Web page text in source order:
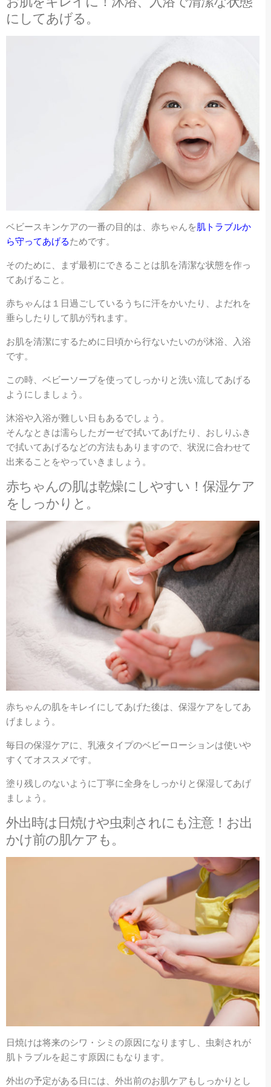
にしてあげる。
ベビースキンケアの一番の目的は、赤ちゃんを肌トラブルか
ら守ってあげるためです。
そのために、まず最初にできることは肌を清潔な状態を作っ
てあげること。
赤ちゃんは１日過ごしているうちに汗をかいたり、よだれを
垂らしたりして肌が汚れます。
お肌を清潔にするために日頃から行ないたいのが沐浴、入浴
です。
この時、ベビーソープを使ってしっかりと洗い流してあげる
ようにしましょう。
沐浴や入浴が難しい日もあるでしょう。
そんなときは濡らしたガーゼで拭いてあげたり、おしりふき
で拭いてあげるなどの方法もありますので、状況に合わせて
出来ることをやっていきましょう。
赤ちゃんの肌は乾燥にしやすい！保湿ケア
をしっかりと。
赤ちゃんの肌をキレイにしてあげた後は、保湿ケアをしてあ
げましょう。
毎日の保湿ケアに、乳液タイプのベビーローションは使いや
すくてオススメです。
塗り残しのないように丁寧に全身をしっかりと保湿してあげ
ましょう。
外出時は日焼けや虫刺されにも注意！お出
かけ前の肌ケアも。
日焼けは将来のシワ・シミの原因になりますし、虫刺されが
肌トラブルを起こす原因にもなります。
外出の予定がある日には、外出前のお肌ケアもしっかりとし